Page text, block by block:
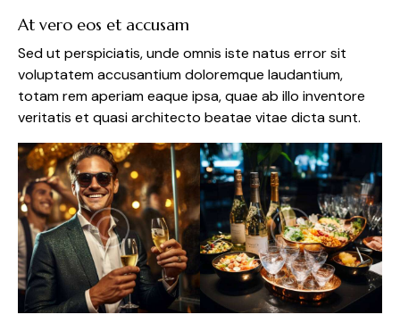
At vero eos et accusam
Sed ut perspiciatis, unde omnis iste natus error sit
voluptatem accusantium doloremque laudantium,
totam rem aperiam eaque ipsa, quae ab illo inventore
veritatis et quasi architecto beatae vitae dicta sunt.